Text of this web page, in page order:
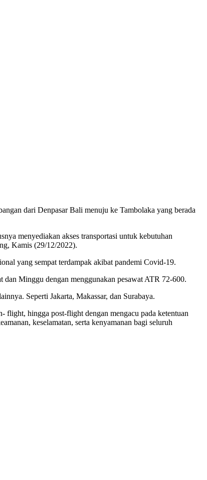
dari Denpasar Bali menuju ke Tambolaka yang berada
menyediakan akses transportasi untuk kebutuhan
Kamis (29/12/2022).
yang sempat terdampak akibat pandemi Covid-19.
dan Minggu dengan menggunakan pesawat ATR 72-600.
Seperti Jakarta, Makassar, dan Surabaya.
flight, hingga post-flight dengan mengacu pada ketentuan
keselamatan, serta kenyamanan bagi seluruh